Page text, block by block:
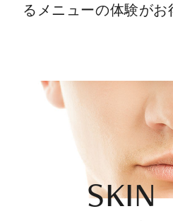
るメニューの体験が
SKIN